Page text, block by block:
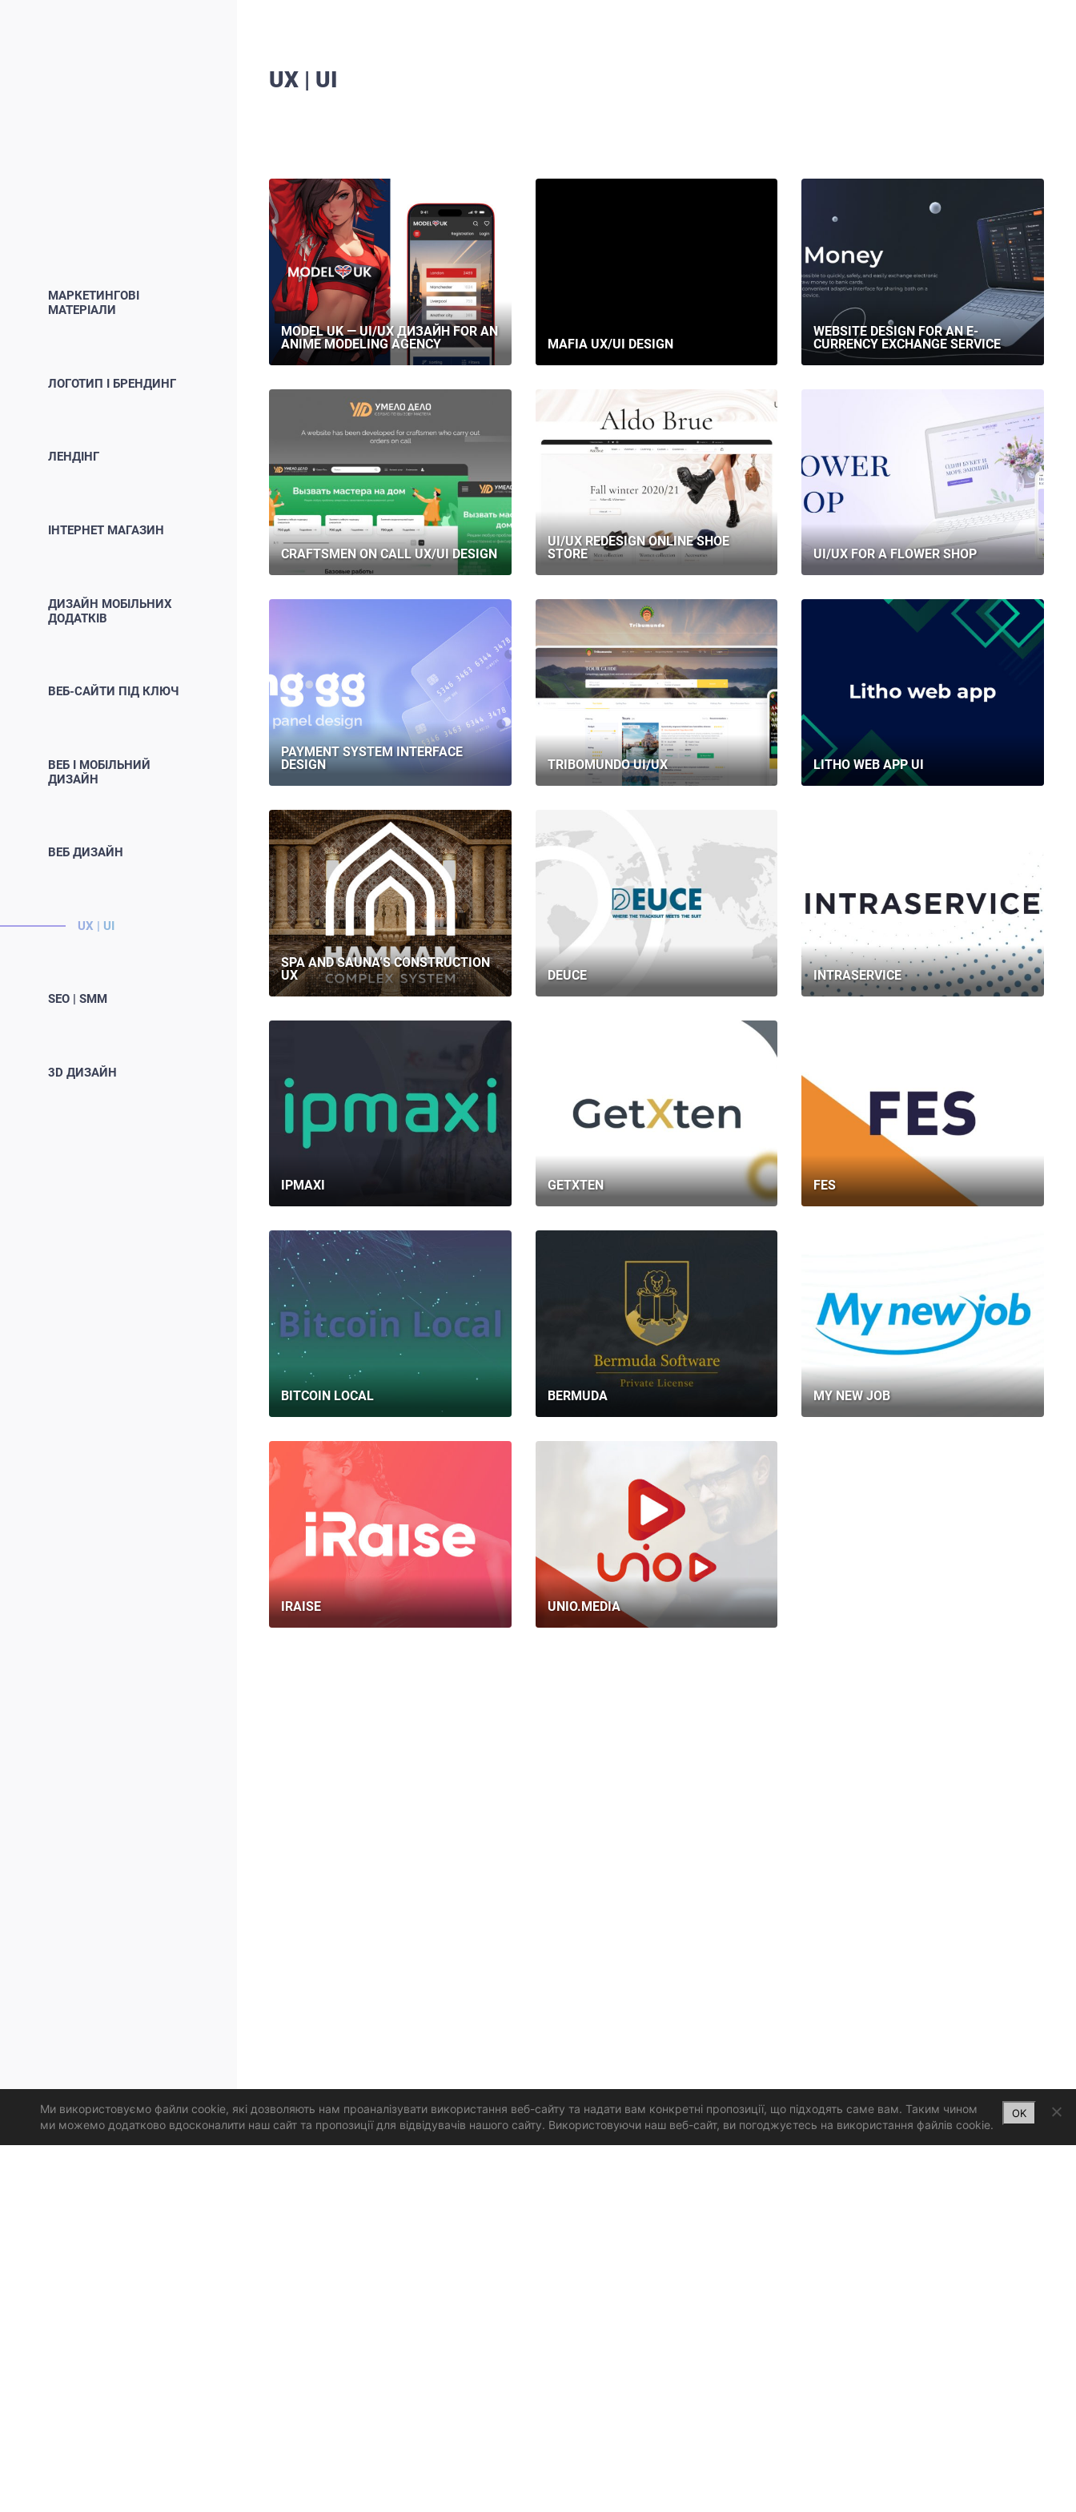
3D ДИЗАЙН
SEO | SMM
UX | UI
ВЕБ ДИЗАЙН
ВЕБ І МОБІЛЬНИЙ
ДИЗАЙН
ВЕБ-САЙТИ ПІД КЛЮЧ
ДИЗАЙН МОБІЛЬНИХ
ДОДАТКІВ
ІНТЕРНЕТ МАГАЗИН
ЛЕНДІНГ
ЛОГОТИП І БРЕНДИНГ
МАРКЕТИНГОВІ
МАТЕРІАЛИ
UX | UI
MODEL UK — UI/UX ДИЗАЙН FOR AN
ANIME MODELING AGENCY
MAFIA UX/UI DESIGN
WEBSITE DESIGN FOR AN E-
CURRENCY EXCHANGE SERVICE
CRAFTSMEN ON CALL UX/UI DESIGN
UI/UX REDESIGN ONLINE SHOE
STORE
UI/UX FOR A FLOWER SHOP
PAYMENT SYSTEM INTERFACE
DESIGN
TRIBOMUNDO UI/UX LITHO WEB APP UI
SPA AND SAUNA’S CONSTRUCTION
UX
DEUCE INTRASERVICE
IPMAXI GETXTEN FES
BITCOIN LOCAL BERMUDA MY NEW JOB
IRAISE UNIO.MEDIA
ГОЛОВНА
ПРО НАС
ПОСЛУГИ
ПОРТФОЛІО
БРИФИ
КАР’ЄРА
БЛОГ
КОНТАКТИ
Ми використовуємо файли cookie, які дозволяють нам проаналізувати використання веб-сайту та надати вам конкретні пропозиції, що підходять саме вам. Таким чином
ми можемо додатково вдосконалити наш сайт та пропозиції для відвідувачів нашого сайту. Використовуючи наш веб-сайт, ви погоджуєтесь на використання файлів cookie.
OK